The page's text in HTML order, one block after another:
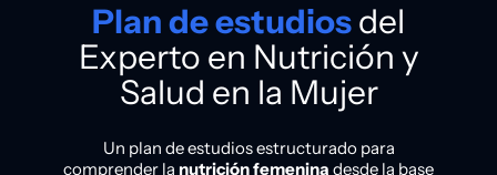
Plan de estudiosdel
Experto en Nutrición y
Salud en la Mujer
Un plan de estudios estructurado para
comprender la nutrición femenina desde la base